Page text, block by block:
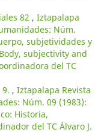
82 , Iztapalapa
Núm.
subjetividades y
subjectivity and
del TC
, Iztapalapa Revista
Núm. 09 (1983):
Historia,
del TC Álvaro J.